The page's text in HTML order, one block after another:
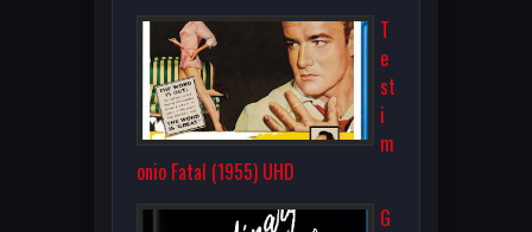
T
e
st
i
m
onio Fatal (1955) UHD
G